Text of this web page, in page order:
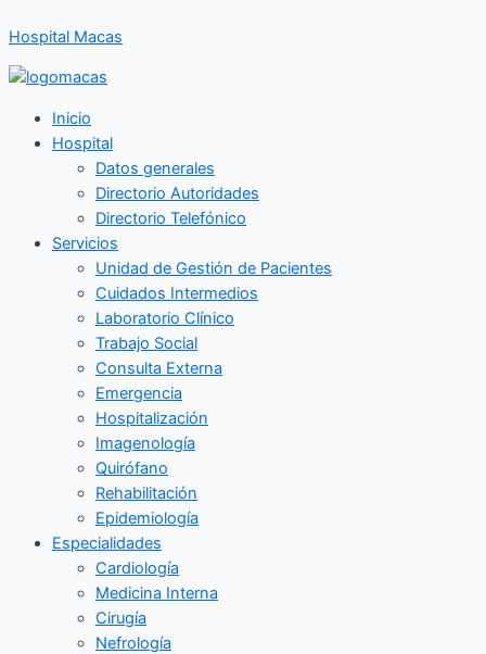
al
contenido
Hospital Macas
Inicio
Hospital
Datos generales
Directorio Autoridades
Directorio Telefónico
Servicios
Unidad de Gestión de Pacientes
Cuidados Intermedios
Laboratorio Clínico
Trabajo Social
Consulta Externa
Emergencia
Hospitalización
Imagenología
Quirófano
Rehabilitación
Epidemiología
Especialidades
Cardiología
Medicina Interna
Cirugía
Nefrología